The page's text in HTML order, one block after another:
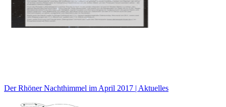
Der Rhöner Nachthimmel im April 2017 | Aktuelles